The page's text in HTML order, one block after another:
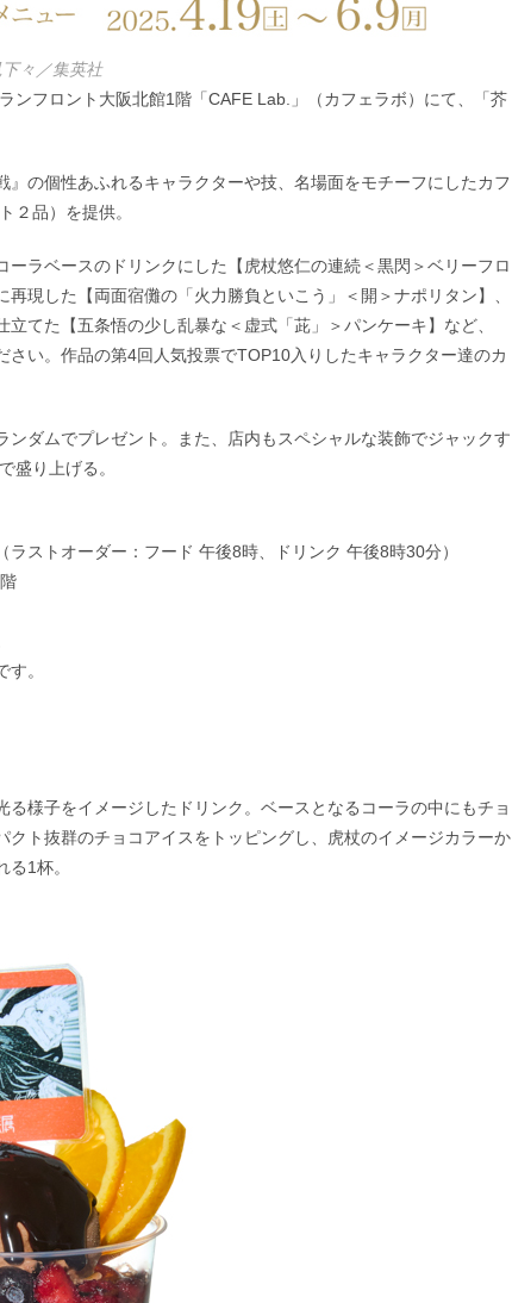
々／集英社
ンフロント大阪北館1階「CAFE Lab.」（カフェラボ）にて、「芥
の個性あふれるキャラクターや技、名場面をモチーフにしたカフ
２品）を提供。
ラベースのドリンクにした【虎杖悠仁の連続＜黒閃＞ベリーフロ
現した【両面宿儺の「火力勝負といこう」＜開＞ナポリタン】、
てた【五条悟の少し乱暴な＜虚式「茈」＞パンケーキ】など、
さい。作品の第4回人気投票でTOP10入りしたキャラクター達のカ
ダムでプレゼント。また、店内もスペシャルな装飾でジャックす
盛り上げる。
ストオーダー：フード 午後8時、ドリンク 午後8時30分）
。
様子をイメージしたドリンク。ベースとなるコーラの中にもチョ
ト抜群のチョコアイスをトッピングし、虎杖のイメージカラーか
1杯。